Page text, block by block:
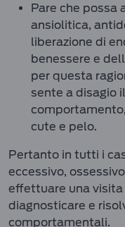
Pare che possa
ansiolitica,
liberazione di
benessere e
per questa
sente a disagio
cute e pelo.
Pertanto in tutti i
eccessivo,
effettuare una
diagnosticare e
comportamentali.